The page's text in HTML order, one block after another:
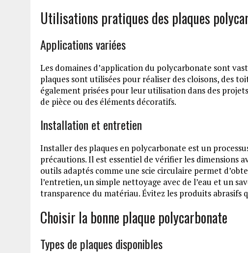
Utilisations pratiques des plaques
Applications variées
Les domaines d’application du polycarbonate sont
plaques sont utilisées pour réaliser des cloisons, des
également prisées pour leur utilisation dans des
de pièce ou des éléments décoratifs.
Installation et entretien
Installer des plaques en polycarbonate est un
précautions. Il est essentiel de vérifier les dimensions
outils adaptés comme une scie circulaire permet
l’entretien, un simple nettoyage avec de l’eau et un
transparence du matériau. Évitez les produits abrasifs
Choisir la bonne plaque polycarbonate
Types de plaques disponibles